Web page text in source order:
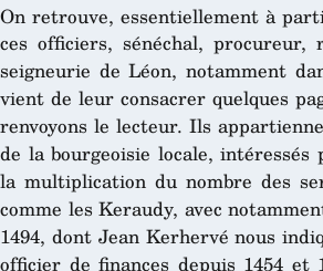
On retrouve, essentiellement à
ces officiers, sénéchal,
seigneurie de Léon, notamment
vient de leur consacrer quelques
renvoyons le lecteur. Ils
de la bourgeoisie locale,
la multiplication du nombre des
comme les Keraudy, avec
1494, dont Jean Kerhervé nous
officier de finances depuis 1454 et